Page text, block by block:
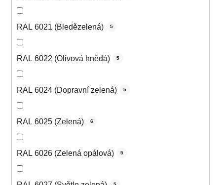
RAL 6021 (Bledězelená) 5
RAL 6022 (Olivová hnědá) 5
RAL 6024 (Dopravní zelená) 5
RAL 6025 (Zelená) 6
RAL 6026 (Zelená opálová) 5